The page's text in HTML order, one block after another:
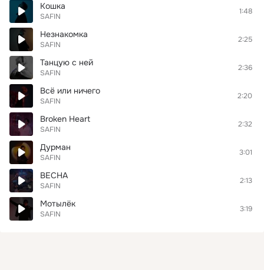
Кошка
SAFIN
1:48
Незнакомка
SAFIN
2:25
Танцую с ней
SAFIN
2:36
Всё или ничего
SAFIN
2:20
Broken Heart
SAFIN
2:32
Дурман
SAFIN
3:01
ВЕСНА
SAFIN
2:13
Мотылёк
SAFIN
3:19